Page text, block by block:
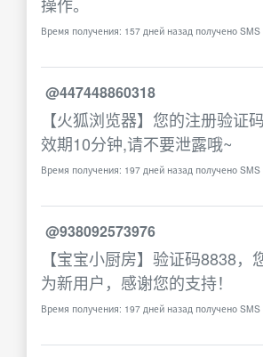
Время получения: 157 дней назад получено SMS
@447448860318
【火狐浏览器】您的注册验证
效期10分钟,请不要泄露哦~
Время получения: 197 дней назад получено SMS
@938092573976
【宝宝小厨房】验证码8838，
为新用户，感谢您的支持！
Время получения: 197 дней назад получено SMS